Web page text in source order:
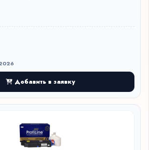
Добавить в заявку